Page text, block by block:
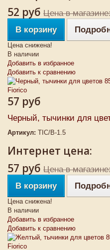
52 руб Цена в
В корзину
Цена снижена!
В наличии
Добавить в избранное
Добавить к сравнению
57 руб
Черный, тычинки для
Артикул: TIC/B-1.5
Интернет цена:
57 руб Цена в
В корзину
Цена снижена!
В наличии
Добавить в избранное
Добавить к сравнению